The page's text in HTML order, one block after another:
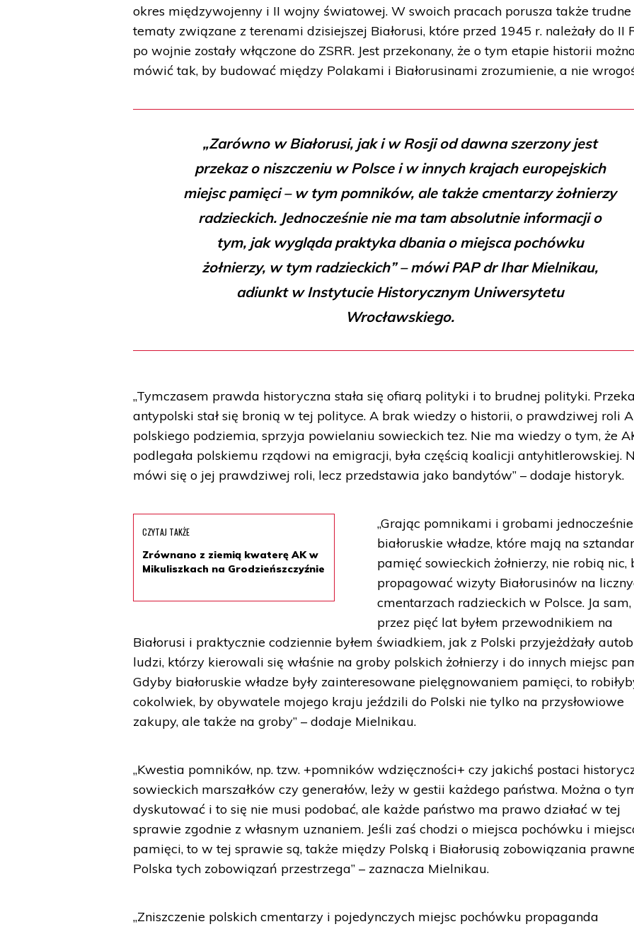
okres międzywojenny i II wojny światowej. W swoich pracach porusza także trudne
tematy związane z terenami dzisiejszej Białorusi, które przed 1945 r. należały do II
po wojnie zostały włączone do ZSRR. Jest przekonany, że o tym etapie historii
mówić tak, by budować między Polakami i Białorusinami zrozumienie, a nie
„Zarówno w Białorusi, jak i w Rosji od dawna szerzony jest
przekaz o niszczeniu w Polsce i w innych krajach europejskich
miejsc pamięci – w tym pomników, ale także cmentarzy żołnierzy
radzieckich. Jednocześnie nie ma tam absolutnie informacji o
tym, jak wygląda praktyka dbania o miejsca pochówku
żołnierzy, w tym radzieckich” – mówi PAP dr Ihar Mielnikau,
adiunkt w Instytucie Historycznym Uniwersytetu
Wrocławskiego.
„Tymczasem prawda historyczna stała się ofiarą polityki i to brudnej polityki.
antypolski stał się bronią w tej polityce. A brak wiedzy o historii, o prawdziwej roli
polskiego podziemia, sprzyja powielaniu sowieckich tez. Nie ma wiedzy o tym, że
podlegała polskiemu rządowi na emigracji, była częścią koalicji antyhitlerowskiej.
mówi się o jej prawdziwej roli, lecz przedstawia jako bandytów” – dodaje historyk.
CZYTAJ TAKŻE
Zrównano z ziemią kwaterę AK w
Mikuliszkach na Grodzieńszczyźnie
„Grając pomnikami i grobami jednocześnie
białoruskie władze, które mają na
pamięć sowieckich żołnierzy, nie robią nic,
propagować wizyty Białorusinów na
cmentarzach radzieckich w Polsce. Ja sam,
przez pięć lat byłem przewodnikiem na
Białorusi i praktycznie codziennie byłem świadkiem, jak z Polski przyjeżdżały
ludzi, którzy kierowali się właśnie na groby polskich żołnierzy i do innych miejsc
Gdyby białoruskie władze były zainteresowane pielęgnowaniem pamięci, to
cokolwiek, by obywatele mojego kraju jeździli do Polski nie tylko na przysłowiowe
zakupy, ale także na groby” – dodaje Mielnikau.
„Kwestia pomników, np. tzw. +pomników wdzięczności+ czy jakichś postaci
sowieckich marszałków czy generałów, leży w gestii każdego państwa. Można o
dyskutować i to się nie musi podobać, ale każde państwo ma prawo działać w tej
sprawie zgodnie z własnym uznaniem. Jeśli zaś chodzi o miejsca pochówku i
pamięci, to w tej sprawie są, także między Polską i Białorusią zobowiązania
Polska tych zobowiązań przestrzega” – zaznacza Mielnikau.
„Zniszczenie polskich cmentarzy i pojedynczych miejsc pochówku propaganda